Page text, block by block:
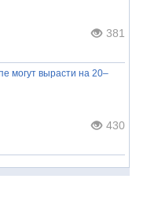
381
могут вырасти на 20–
430